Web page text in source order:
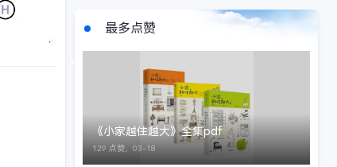
最多点赞
《小家越住越大》全集pdf
129 点赞， 03-18